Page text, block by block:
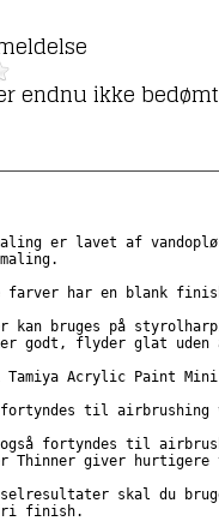
endnu ikke bedømt
er lavet af
farver har en blank
kan bruges på
godt, flyder glat
Acrylic Paint
fortyndes til airbrushing
også fortyndes til
Thinner giver
skal du
finish.